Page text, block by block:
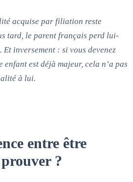
acquise par filiation reste
tard, le parent français perd lui-
Et inversement : si vous devenez
est déjà majeur, cela n’a pas
à lui.
entre être
?